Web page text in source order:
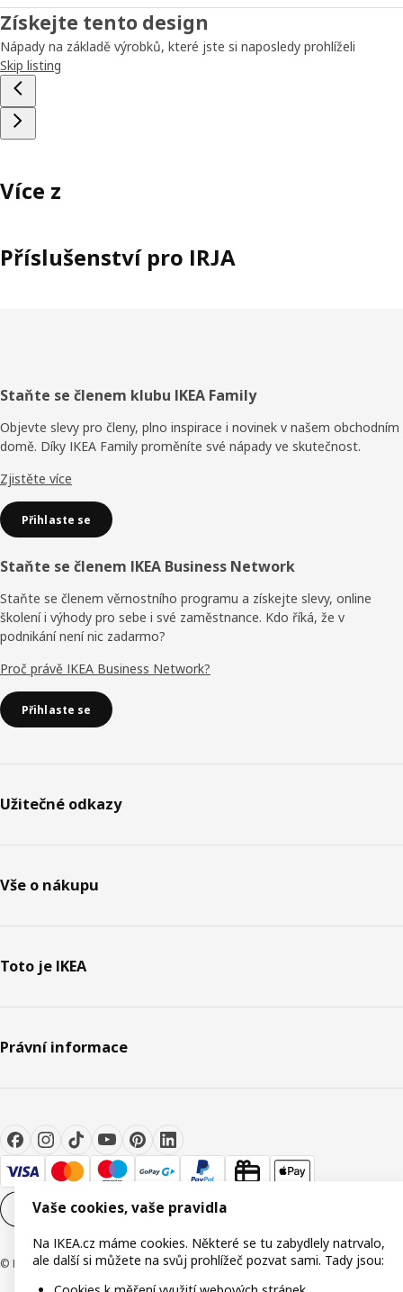
Získejte tento design
Nápady na základě výrobků, které jste si naposledy prohlíželi
Skip listing
Více z
Příslušenství pro IRJA
Zápatí
Staňte se členem klubu IKEA Family
Objevte slevy pro členy, plno inspirace i novinek v našem obchodním
domě. Díky IKEA Family proměníte své nápady ve skutečnost.
Zjistěte více
Přihlaste se
Staňte se členem IKEA Business Network
Staňte se členem věrnostního programu a získejte slevy, online
školení i výhody pro sebe i své zaměstnance. Kdo říká, že v
podnikání není nic zadarmo?
Proč právě IKEA Business Network?
Přihlaste se
Užitečné odkazy
Vše o nákupu
Toto je IKEA
Právní informace
Nastavení souborů cookie
© Inter IKEA Systems B.V. 1999-2026
Vaše cookies, vaše pravidla
Na IKEA.cz máme cookies. Některé se tu zabydlely natrvalo,
ale další si můžete na svůj prohlížeč pozvat sami. Tady jsou: